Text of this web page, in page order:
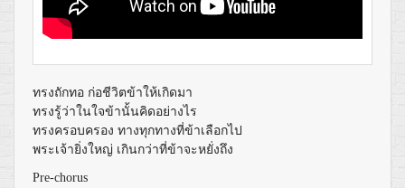
ทรงถักทอ ก่อชีวิตข้าให้เกิดมา
ทรงรู้ว่าในใจข้านั้นคิดอย่างไร
ทรงครอบครอง ทางทุกทางที่ข้าเลือกไป
พระเจ้ายิ่งใหญ่ เกินกว่าที่ข้าจะหยั่งถึง
Pre-chorus